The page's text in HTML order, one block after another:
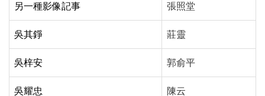
另一種影像記事 張照堂
吳其錚 莊靈
吳梓安 郭俞平
吳耀忠 陳云